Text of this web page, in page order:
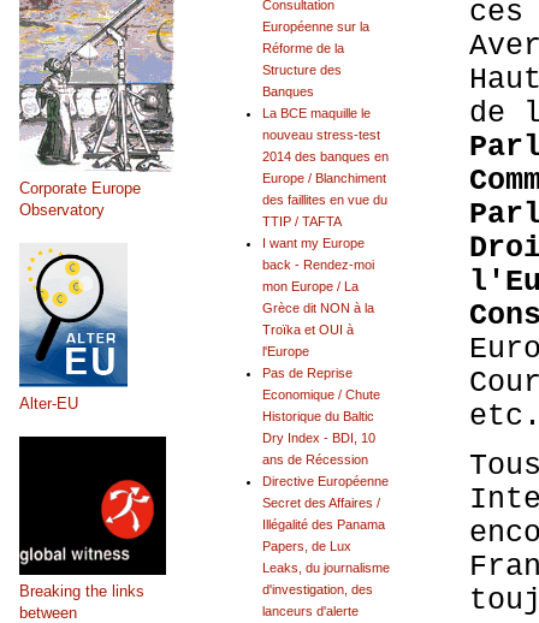
ces
de
Consultation
Européenne sur la
Réforme de la
Structure des
Banques
La BCE maquille le
nouveau stress-test
2014 des banques en
Europe / Blanchiment
des faillites en vue du
TTIP / TAFTA
I want my Europe
back - Rendez-moi
mon Europe / La
Grèce dit NON à la
Troïka et OUI à
l'Europe
Pas de Reprise
Economique / Chute
Historique du Baltic
Dry Index - BDI, 10
ans de Récession
Directive Européenne
Secret des Affaires /
Illégalité des Panama
Papers, de Lux
Leaks, du journalisme
d'investigation, des
lanceurs d'alerte
Corporate Europe
Observatory
Alter-EU
Breaking the links
between